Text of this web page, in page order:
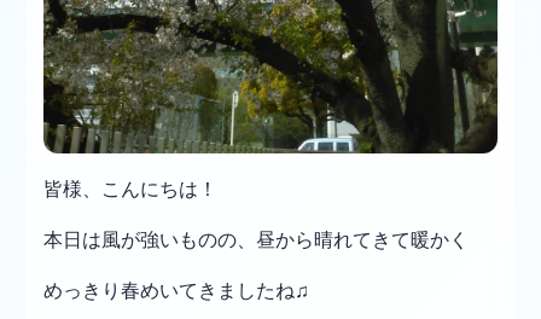
皆様、こんにちは！
本日は風が強いものの、昼から晴れてきて暖かく
めっきり春めいてきましたね♫